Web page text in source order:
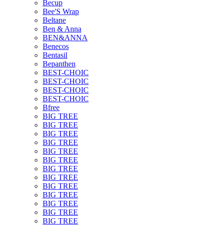
Becup
Bee'S Wrap
Beltane
Ben & Anna
BEN&ANNA
Benecos
Bentasil
Bepanthen
BEST-CHOIC
BEST-CHOIC
BEST-CHOIC
BEST-CHOIC
Bfree
BIG TREE
BIG TREE
BIG TREE
BIG TREE
BIG TREE
BIG TREE
BIG TREE
BIG TREE
BIG TREE
BIG TREE
BIG TREE
BIG TREE
BIG TREE